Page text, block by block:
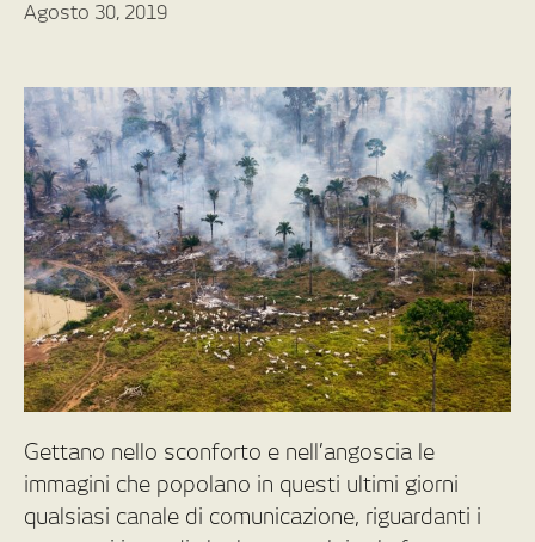
Agosto 30, 2019
Gettano nello sconforto e nell’angoscia le
immagini che popolano in questi ultimi giorni
qualsiasi canale di comunicazione, riguardanti i